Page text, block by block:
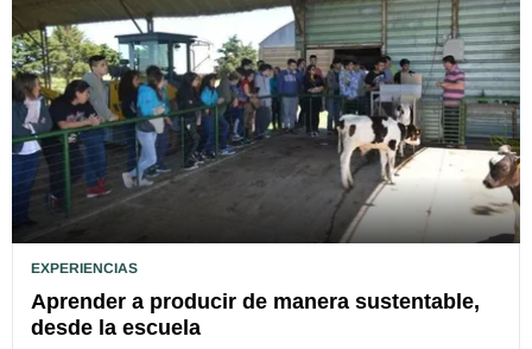
EXPERIENCIAS
Aprender a producir de manera sustentable,
desde la escuela